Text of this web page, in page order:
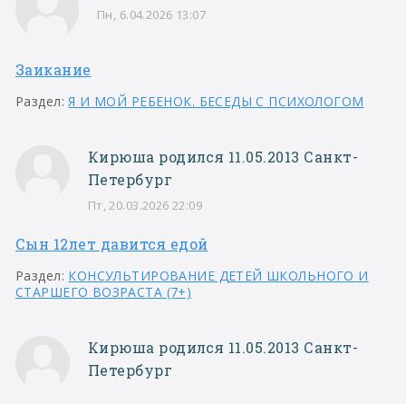
Пн, 6.04.2026 13:07
Заикание
Раздел:Я И МОЙ РЕБЕНОК. БЕСЕДЫ С ПСИХОЛОГОМ
Кирюша родился 11.05.2013 Санкт-
Петербург
Пт, 20.03.2026 22:09
Сын 12лет давится едой
Раздел: КОНСУЛЬТИРОВАНИЕ ДЕТЕЙ ШКОЛЬНОГО И
СТАРШЕГО ВОЗРАСТА (7+)
Кирюша родился 11.05.2013 Санкт-
Петербург